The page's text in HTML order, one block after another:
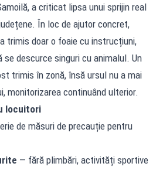
a criticat lipsa unui sprijin real
În loc de ajutor concret,
trimis doar o foaie cu instrucțiuni,
se descurce singuri cu animalul. Un
trimis în zonă, însă ursul nu a mai
monitorizarea continuând ulterior.
locuitori
de măsuri de precauție pentru
— fără plimbări, activități sportive